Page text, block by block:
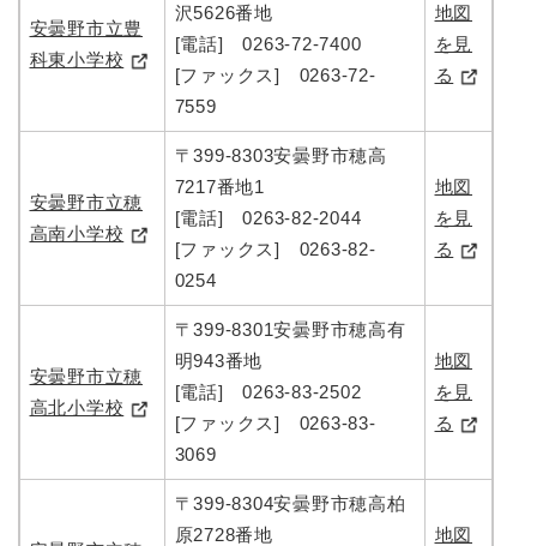
安曇野市立豊
科東小学校
沢5626番地
[電話] 0263-72-7400
[ファックス] 0263-72-
7559
地図
を見
る
安曇野市立穂
高南小学校
〒399-8303安曇野市穂高
7217番地1
[電話] 0263-82-2044
[ファックス] 0263-82-
0254
地図
を見
る
安曇野市立穂
高北小学校
〒399-8301安曇野市穂高有
明943番地
[電話] 0263-83-2502
[ファックス] 0263-83-
3069
地図
を見
る
〒399-8304安曇野市穂高柏
原2728番地
地図